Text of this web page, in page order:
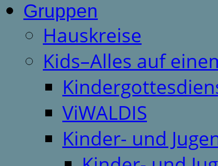
Gruppen
Hauskreise
Kids–Alles auf
ViWALDIS
Kinder- und